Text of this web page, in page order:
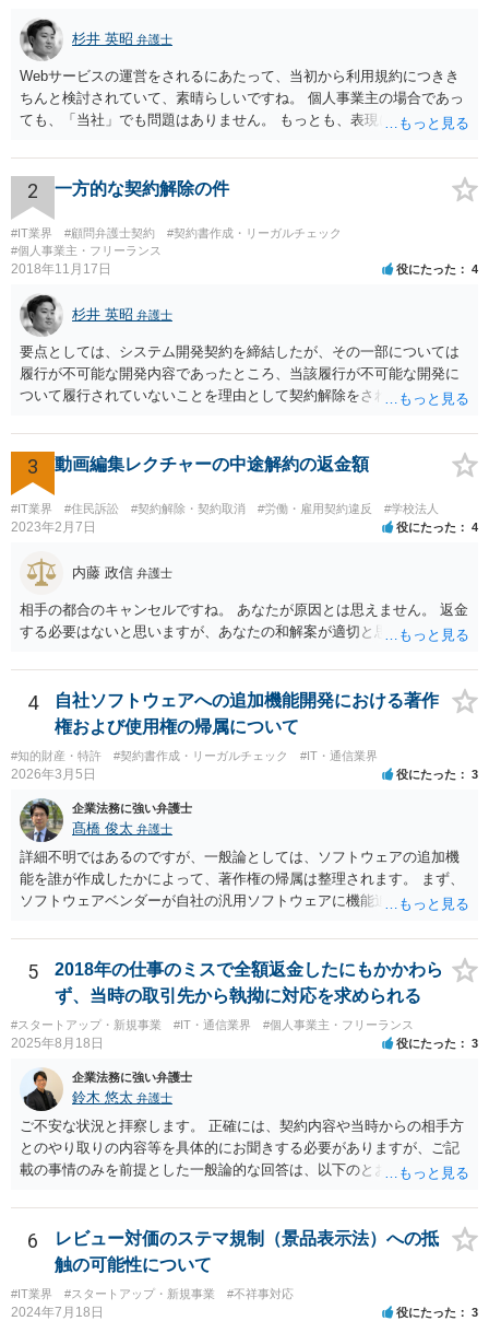
杉井 英昭 弁護士
Webサービスの運営をされるにあたって、当初から利用規約につきき
ちんと検討されていて、素晴らしいですね。 個人事業主の場合であっ
ても、「当社」でも問題はありません。 もっとも、表現に違和感があ
さんが「ABCウェブサービス」の屋号で事業を運営する際には、「当
社」の代わりに「ABCウェブサービス」とか「ABCWS」を使う等で
す。
2 一方的な契約解除の件
#IT業界 #顧問弁護士契約
#契約書作成・リーガルチェック
#個人事業主・フリーランス
2018年11月17日 役にたった 4
杉井 英昭 弁護士
要点としては、システム開発契約を締結したが、その一部については
履行が不可能な開発内容であったところ、当該履行が不可能な開発に
ついて履行されていないことを理由として契約解除をされた。そこ
いうご質問であると理解しました。 まず、「物理的にできない開発で
一方的に契約不履行のように伝えられ」とのことですが、「物理的に
できない」と真に言えるのかどうか、なぜ「物理的にできない開発」
を請け負うことになったのかが問題です。 もし、「物理的にできな
い」という意味が、単に「契約に記載された納期では間に合わない」
ですから、契約解除は有効です。 「物理的にできない」が、そもそも
そのような開発は理論的に不可能（例えば、タイムマシンを作るとい
う契約等）であれば、契約自体が無効になる可能性があります。 いず
れの場合であっても、結局は、上記の「物理的にできない」部分を除
分だけでどれくらいの価値があるのか、が問題になります。 一般論は
以上で、より個別的なお話は、詳しい契約内容や開発内容を知る必要
と思います。
3 動画編集レクチャーの中途解約の返金額
#IT業界 #住民訴訟 #契約解除・契約取消 #労働・雇用契約違反 #学校法人
2023年2月7日 役にたった 4
内藤 政信 弁護士
相手の都合のキャンセルですね。 あなたが原因とは思えません。 返金
する必要はないと思いますが、あなたの和解案が適切と思います。
4
自社ソフトウェアへの追加機能開発における著作
権および使用権の帰属について
#知的財産・特許 #契約書作成・リーガルチェック #IT・通信業界
2026年3月5日 役にたった 3
企業法務に強い弁護士
髙橋 俊太 弁護士
詳細不明ではあるのですが、一般論としては、ソフトウェアの追加機
能を誰が作成したかによって、著作権の帰属は整理されます。 まず、
ソフトウェアベンダーが自社の汎用ソフトウェアに機能追加を行った
の合意がない限り、追加部分を含めたプログラムの著作権は原則とし
てベンダーに帰属します。利用者が費用を負担している場合でも、そ
れだけで著作権が利用者に移転するわけではありません。 一方、利用
者側に認められるのは通常、その追加機能を含むソフトウェアを契約
の範囲内で利用する権利（使用許諾）にとどまることが多く、その具
体的な範囲は契約内容によって決まります。たとえば、当該利用者の
みが使用できるのか、ベンダーが他の顧客にも同様の機能を提供でき
るのか、といった点は契約によって調整されるのが一般的です。 ま
た、契約で特別の定めを設けることにより、追加機能の著作権を利用
者に帰属させる、あるいはベンダーに帰属させつつ利用者に独占的な
使用権を認めるといった整理をすることも可能です。 したがって、費
用負担のみをもって著作権の帰属が決まるものではなく、著作物を創
作した主体と、当事者間の契約内容によって決まると考えられます。
5
2018年の仕事のミスで全額返金したにもかかわら
ず、当時の取引先から執拗に対応を求められる
#スタートアップ・新規事業 #IT・通信業界 #個人事業主・フリーランス
2025年8月18日 役にたった 3
企業法務に強い弁護士
鈴木 悠太 弁護士
ご不安な状況と拝察します。 正確には、契約内容や当時からの相手方
とのやり取りの内容等を具体的にお聞きする必要がありますが、ご記
載の事情のみを前提とした一般論的な回答は、以下のとおりです。 ①
前の商事消滅時効、不法行為消滅時効）にかかっている可能性が高い
です。 ②相手方の報告要求については、法的には従う義務はないでし
ょう。 ③すでに対応は完了しており、もし相手方から今後具体的な法
的請求ないし措置がなされれば改めて検討するという方針でもよいよ
うに思われます。
6
レビュー対価のステマ規制（景品表示法）への抵
触の可能性について
#IT業界 #スタートアップ・新規事業 #不祥事対応
2024年7月18日 役にたった 3